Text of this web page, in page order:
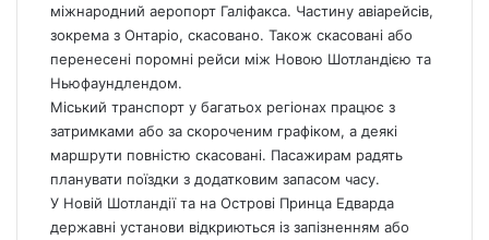
міжнародний аеропорт Галіфакса. Частину авіарейсів,
зокрема з Онтаріо, скасовано. Також скасовані або
перенесені поромні рейси між Новою Шотландією та
Ньюфаундлендом.
Міський транспорт у багатьох регіонах працює з
затримками або за скороченим графіком, а деякі
маршрути повністю скасовані. Пасажирам радять
планувати поїздки з додатковим запасом часу.
У Новій Шотландії та на Острові Принца Едварда
державні установи відкриються із запізненням або